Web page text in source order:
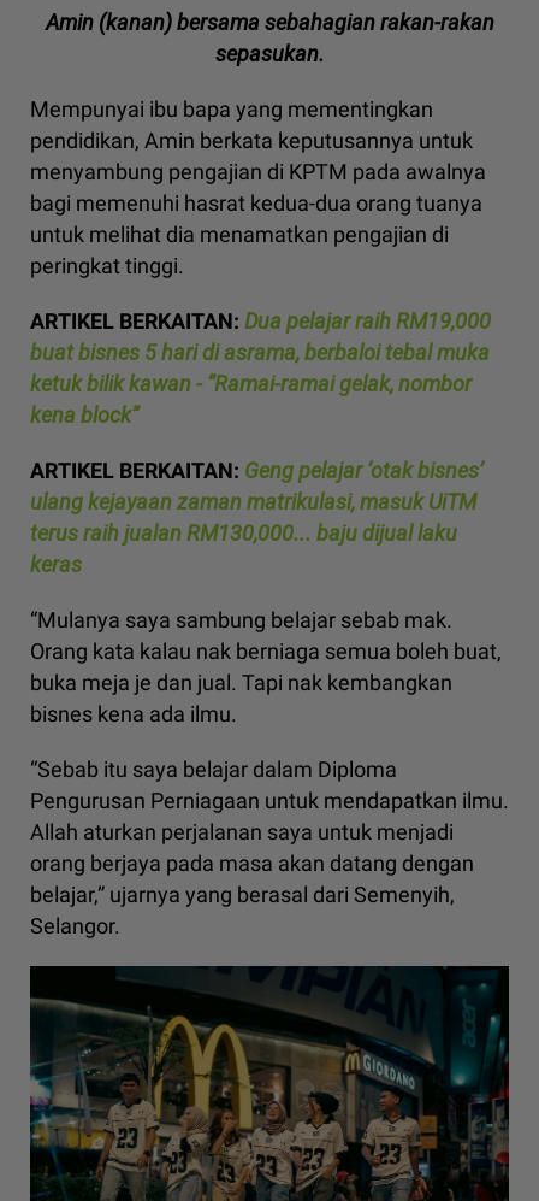
Amin (kanan) bersama sebahagian rakan-rakan
sepasukan.
Mempunyai ibu bapa yang mementingkan
pendidikan, Amin berkata keputusannya untuk
menyambung pengajian di KPTM pada awalnya
bagi memenuhi hasrat kedua-dua orang tuanya
untuk melihat dia menamatkan pengajian di
peringkat tinggi.
ARTIKEL BERKAITAN: Dua pelajar raih RM19,000
buat bisnes 5 hari di asrama, berbaloi tebal muka
ketuk bilik kawan - “Ramai-ramai gelak, nombor
kena block”
ARTIKEL BERKAITAN: Geng pelajar ‘otak bisnes’
ulang kejayaan zaman matrikulasi, masuk UiTM
terus raih jualan RM130,000... baju dijual laku
keras
“Mulanya saya sambung belajar sebab mak.
Orang kata kalau nak berniaga semua boleh buat,
buka meja je dan jual. Tapi nak kembangkan
bisnes kena ada ilmu.
“Sebab itu saya belajar dalam Diploma
Pengurusan Perniagaan untuk mendapatkan ilmu.
Allah aturkan perjalanan saya untuk menjadi
orang berjaya pada masa akan datang dengan
belajar,” ujarnya yang berasal dari Semenyih,
Selangor.